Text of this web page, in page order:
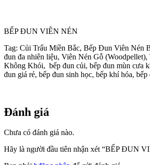
BẾP ĐUN VIÊN NÉN
Tag: Củi Trấu Miền Bắc, Bếp Đun Viên Nén
đun đa nhiên liệu, Viên Nén Gỗ
Không Khói, bếp đun củi, bếp đun mùn cưa
đun giá rẻ, bếp đun sinh học, bếp khí hóa, bếp
Đánh giá
Chưa có đánh giá nào.
Hãy là người đầu tiên nhận xét “BẾP ĐUN